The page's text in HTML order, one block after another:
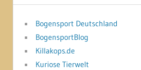
Bogensport Deutschland
BogensportBlog
Killakops.de
Kuriose Tierwelt